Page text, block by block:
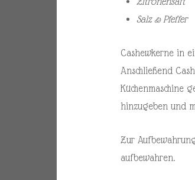
Salz & Pfeffer
Cashewkerne in
Anschließend
Küchenmaschine
hinzugeben und
Zur
aufbewahren.